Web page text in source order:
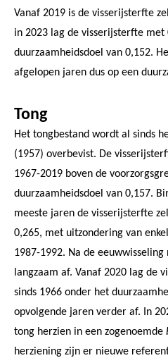
Vanaf 2019 is de visserijsterfte
in 2023 lag de visserijsterfte met
duurzaamheidsdoel van 0,152.
afgelopen jaren dus op een
Tong
Het tongbestand wordt al sinds
(1957) overbevist. De
1967-2019 boven de
duurzaamheidsdoel van 0,157.
meeste jaren de visserijsterfte
0,265, met uitzondering van
1987-1992. Na de
langzaam af. Vanaf 2020 lag de
sinds 1966 onder het
opvolgende jaren verder af. In
tong herzien in een zogenoemde
herziening zijn er nieuwe